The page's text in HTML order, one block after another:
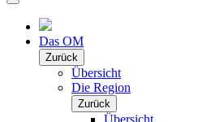
Das OM
Zurück
Übersicht
Die Region
Zurück
Übersicht